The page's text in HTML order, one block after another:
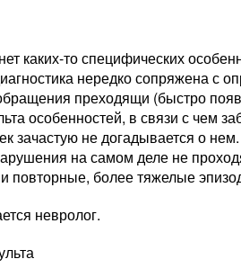
каких-то специфических
нередко сопряжена с
преходящи (быстро
особенностей, в связи с чем
зачастую не догадывается о
на самом деле не
повторные, более тяжелые
невролог.